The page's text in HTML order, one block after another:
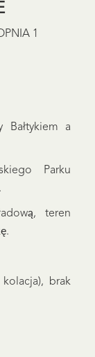
1
Bałtykiem a
Parku
teren
brak